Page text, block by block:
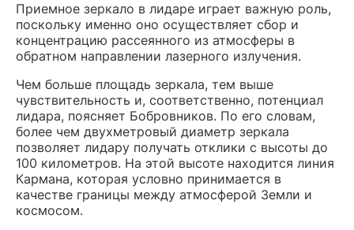
Приемное зеркало в лидаре играет важную роль,
поскольку именно оно осуществляет сбор и
концентрацию рассеянного из атмосферы в
обратном направлении лазерного излучения.
Чем больше площадь зеркала, тем выше
чувствительность и, соответственно, потенциал
лидара, поясняет Бобровников. По его словам,
более чем двухметровый диаметр зеркала
позволяет лидару получать отклики с высоты до
100 километров. На этой высоте находится линия
Кармана, которая условно принимается в
качестве границы между атмосферой Земли и
космосом.